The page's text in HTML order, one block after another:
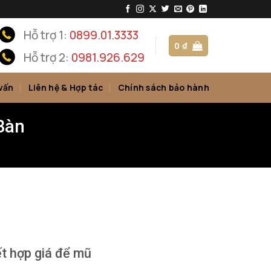
Hỗ trợ 1: 0899.01.3333
Hỗ trợ 2: 0981.926.629
0₫
Liên hệ & Hợp tác Chính sách bảo hành
hợp giá để mũ